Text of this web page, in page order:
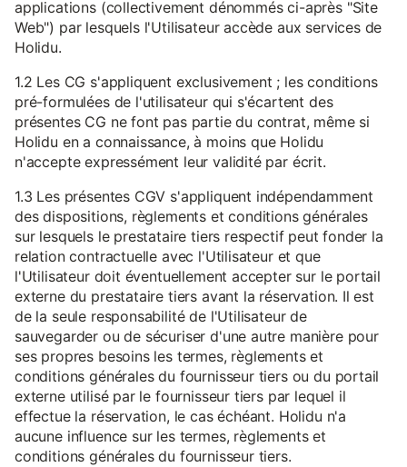
applications (collectivement dénommés ci-après "Site
Web") par lesquels l'Utilisateur accède aux services de
Holidu.
1.2 Les CG s'appliquent exclusivement ; les conditions
pré-formulées de l'utilisateur qui s'écartent des
présentes CG ne font pas partie du contrat, même si
Holidu en a connaissance, à moins que Holidu
n'accepte expressément leur validité par écrit.
1.3 Les présentes CGV s'appliquent indépendamment
des dispositions, règlements et conditions générales
sur lesquels le prestataire tiers respectif peut fonder la
relation contractuelle avec l'Utilisateur et que
l'Utilisateur doit éventuellement accepter sur le portail
externe du prestataire tiers avant la réservation. Il est
de la seule responsabilité de l'Utilisateur de
sauvegarder ou de sécuriser d'une autre manière pour
ses propres besoins les termes, règlements et
conditions générales du fournisseur tiers ou du portail
externe utilisé par le fournisseur tiers par lequel il
effectue la réservation, le cas échéant. Holidu n'a
aucune influence sur les termes, règlements et
conditions générales du fournisseur tiers.